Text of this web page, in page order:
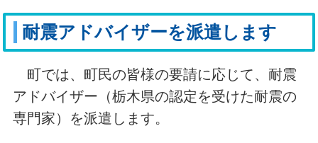
耐震アドバイザーを派遣します
町では、町民の皆様の要請に応じて、耐震
アドバイザー（栃木県の認定を受けた耐震の
専門家）を派遣します。